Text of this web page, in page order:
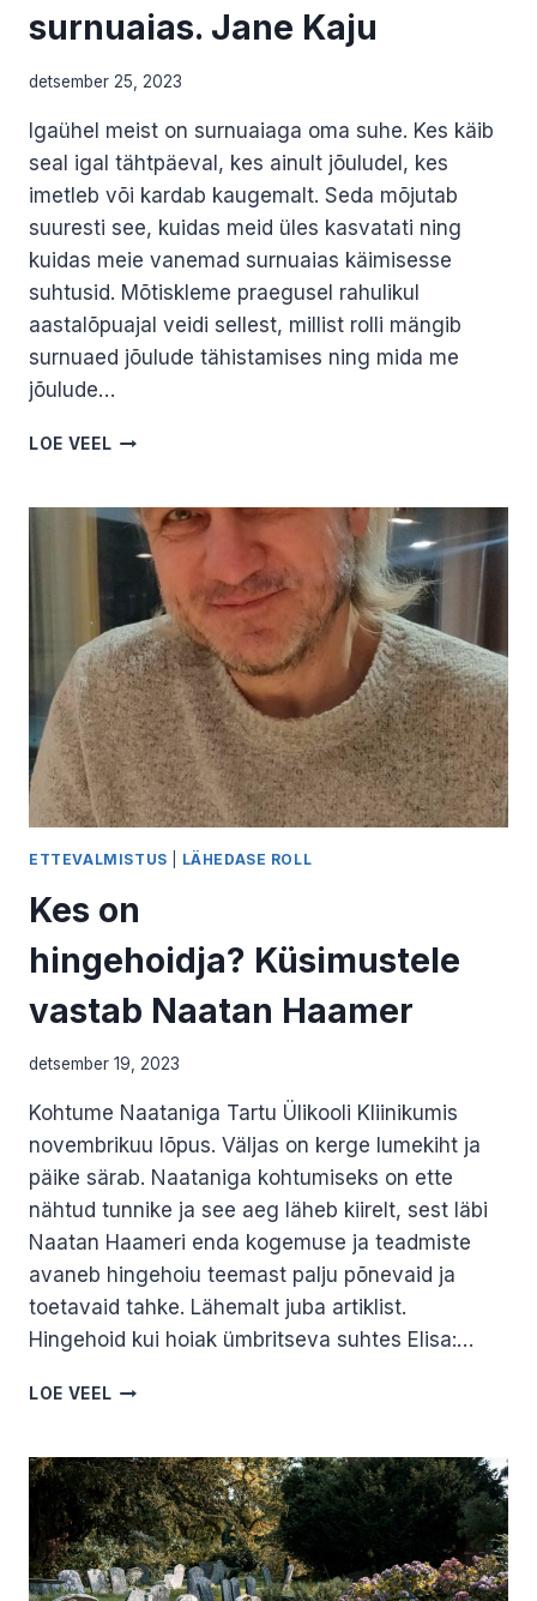
surnuaias. Jane Kaju
detsember 25, 2023
Igaühel meist on surnuaiaga oma suhe. Kes käib
seal igal tähtpäeval, kes ainult jõuludel, kes
imetleb või kardab kaugemalt. Seda mõjutab
suuresti see, kuidas meid üles kasvatati ning
kuidas meie vanemad surnuaias käimisesse
suhtusid. Mõtiskleme praegusel rahulikul
aastalõpuajal veidi sellest, millist rolli mängib
surnuaed jõulude tähistamises ning mida me
jõulude…
LOE VEEL JÕULUAEGNE
JANE
KAJU
ETTEVALMISTUS LÄHEDASE ROLL
Kes on
hingehoidja? Küsimustele
vastab Naatan Haamer
detsember 19, 2023
Kohtume Naataniga Tartu Ülikooli Kliinikumis
novembrikuu lõpus. Väljas on kerge lumekiht ja
päike särab. Naataniga kohtumiseks on ette
nähtud tunnike ja see aeg läheb kiirelt, sest läbi
Naatan Haameri enda kogemuse ja teadmiste
avaneb hingehoiu teemast palju põnevaid ja
toetavaid tahke. Lähemalt juba artiklist.
Hingehoid kui hoiak ümbritseva suhtes Elisa:…
LOE VEEL KES
VASTAB
NAATAN
HAAMER